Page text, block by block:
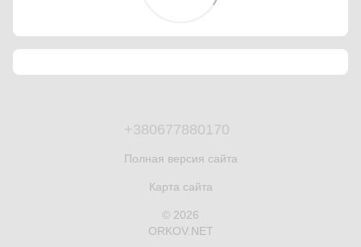
+380677880170
Полная версия сайта
Карта сайта
© 2026
ORKOV.NET